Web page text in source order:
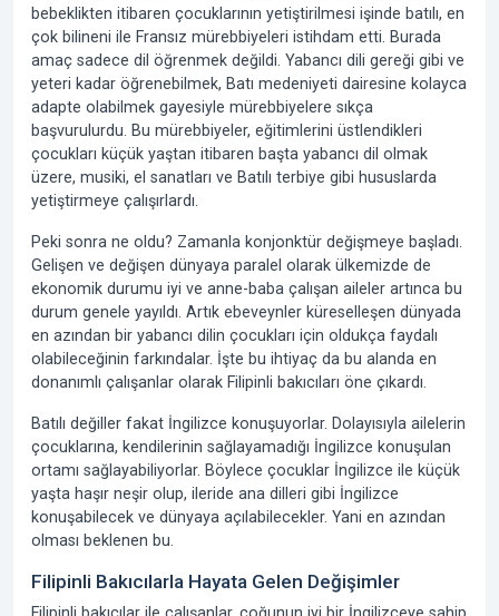
bebeklikten itibaren çocuklarının yetiştirilmesi işinde batılı, en
çok bilineni ile Fransız mürebbiyeleri istihdam etti. Burada
amaç sadece dil öğrenmek değildi. Yabancı dili gereği gibi ve
yeteri kadar öğrenebilmek, Batı medeniyeti dairesine kolayca
adapte olabilmek gayesiyle mürebbiyelere sıkça
başvurulurdu. Bu mürebbiyeler, eğitimlerini üstlendikleri
çocukları küçük yaştan itibaren başta yabancı dil olmak
üzere, musiki, el sanatları ve Batılı terbiye gibi hususlarda
yetiştirmeye çalışırlardı.
Peki sonra ne oldu? Zamanla konjonktür değişmeye başladı.
Gelişen ve değişen dünyaya paralel olarak ülkemizde de
ekonomik durumu iyi ve anne-baba çalışan aileler artınca bu
durum genele yayıldı. Artık ebeveynler küreselleşen dünyada
en azından bir yabancı dilin çocukları için oldukça faydalı
olabileceğinin farkındalar. İşte bu ihtiyaç da bu alanda en
donanımlı çalışanlar olarak Filipinli bakıcıları öne çıkardı.
Batılı değiller fakat İngilizce konuşuyorlar. Dolayısıyla ailelerin
çocuklarına, kendilerinin sağlayamadığı İngilizce konuşulan
ortamı sağlayabiliyorlar. Böylece çocuklar İngilizce ile küçük
yaşta haşır neşir olup, ileride ana dilleri gibi İngilizce
konuşabilecek ve dünyaya açılabilecekler. Yani en azından
olması beklenen bu.
Filipinli Bakıcılarla Hayata Gelen Değişimler